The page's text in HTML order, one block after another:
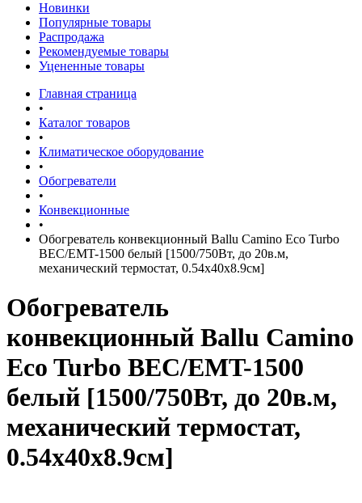
Новинки
Популярные товары
Распродажа
Рекомендуемые товары
Уцененные товары
Главная страница
•
Каталог товаров
•
Климатическое оборудование
•
Обогреватели
•
Конвекционные
•
Обогреватель конвекционный Ballu Camino Eco Turbo
BEC/EMT-1500 белый [1500/750Вт, до 20в.м,
механический термостат, 0.54х40х8.9см]
Обогреватель
конвекционный Ballu Camino
Eco Turbo BEC/EMT-1500
белый [1500/750Вт, до 20в.м,
механический термостат,
0.54х40х8.9см]